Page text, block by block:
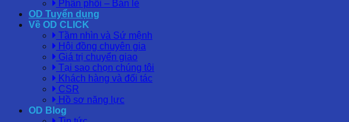
Phân phối – Bán lẻ
OD Tuyển dụng
Về OD CLICK
Tầm nhìn và Sứ mệnh
Hội đồng chuyên gia
Giá trị chuyển giao
Tại sao chọn chúng tôi
Khách hàng và đối tác
CSR
Hồ sơ năng lực
OD Blog